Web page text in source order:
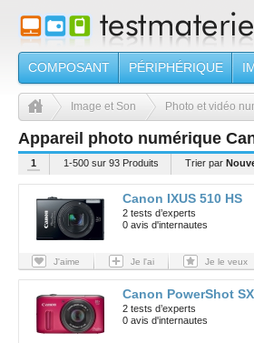
COMPOSANT PÉRIPHÉRIQUE
Image et Son Photo et vidéo
Appareil photo numérique
1 1-500 sur 93 Produits Trier par
Canon IXUS 510 HS
2 tests d’experts
0 avis d'internautes
J'aime Je l'ai Je le veux
Canon PowerShot
2 tests d’experts
0 avis d'internautes